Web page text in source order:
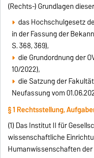
(Rechts-) Grundlagen
das Hochschulgesetz
in der Fassung der
S. 368, 369),
die Grundordnung der
10/2022),
die Satzung der
Neufassung vom
§ 1 Rechtsstellung,
(1) Das Institut II für
wissenschaftliche
Humanwissenschaften der